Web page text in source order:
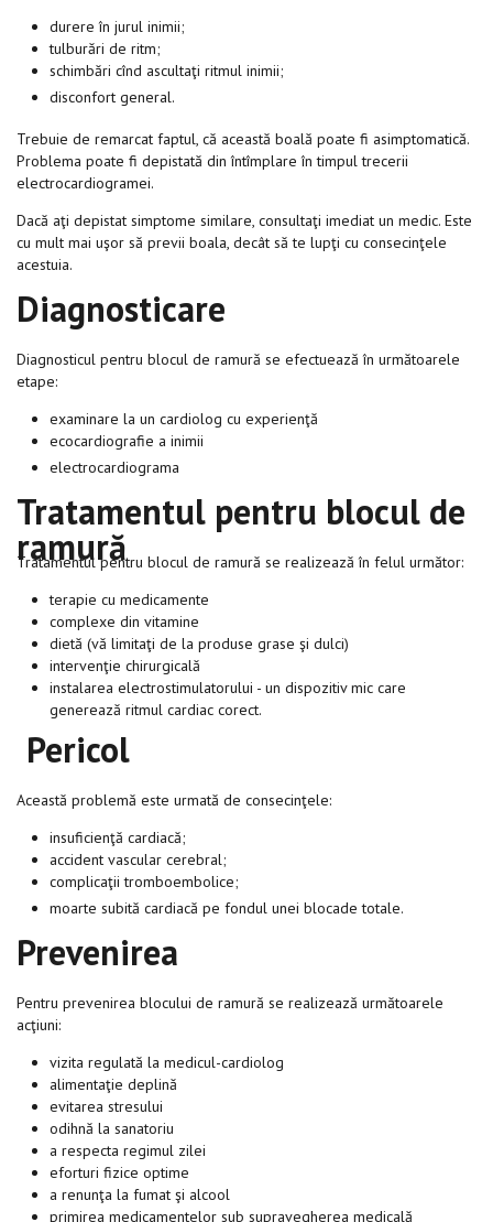
durere în jurul inimii;
tulburări de ritm;
schimbări cînd ascultaţi ritmul inimii;
disconfort general.
Trebuie de remarcat faptul, că această boală poate fi asimptomatică.
Problema poate fi depistată din întîmplare în timpul trecerii
electrocardiogramei.
Dacă aţi depistat simptome similare, consultaţi imediat un medic. Este
cu mult mai uşor să previi boala, decât să te lupţi cu consecinţele
acestuia.
Diagnosticare
Diagnosticul pentru blocul de ramură se efectuează în următoarele
etape:
examinare la un cardiolog cu experienţă
ecocardiografie a inimii
electrocardiograma
Tratamentul pentru blocul de
ramură
Tratamentul pentru blocul de ramură se realizează în felul următor:
terapie cu medicamente
complexe din vitamine
dietă (vă limitaţi de la produse grase şi dulci)
intervenţie chirurgicală
instalarea electrostimulatorului - un dispozitiv mic care
generează ritmul cardiac corect.
Pericol
Această problemă este urmată de consecinţele:
insuficienţă cardiacă;
accident vascular cerebral;
complicaţii tromboembolice;
moarte subită cardiacă pe fondul unei blocade totale.
Prevenirea
Pentru prevenirea blocului de ramură se realizează următoarele
acţiuni:
vizita regulată la medicul-cardiolog
alimentaţie deplină
evitarea stresului
odihnă la sanatoriu
a respecta regimul zilei
eforturi fizice optime
a renunţa la fumat şi alcool
primirea medicamentelor sub supravegherea medicală